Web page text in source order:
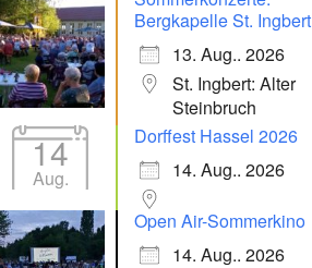
Bergkapelle St. Ingbert
13. Aug.. 2026
St. Ingbert: Alter
Steinbruch
14
Aug.
Dorffest Hassel 2026
14. Aug.. 2026
Open Air-Sommerkino
14. Aug.. 2026